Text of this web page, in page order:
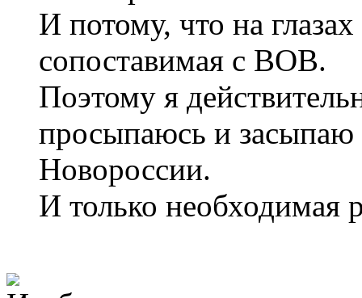
И потому, что на
сопоставимая с ВОВ.
Поэтому я
просыпаюсь и
Новороссии.
И только необходимая